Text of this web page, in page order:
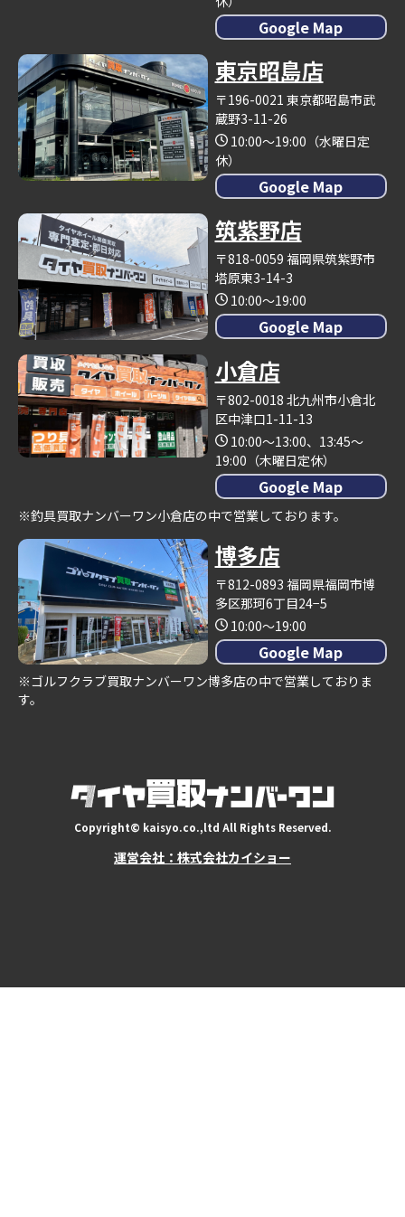
Google Map
東京昭島店
〒196-0021 東京都昭島市武
蔵野3-11-26
10:00～19:00（水曜日定
休）
Google Map
筑紫野店
〒818-0059 福岡県筑紫野市
塔原東3-14-3
10:00～19:00
Google Map
小倉店
〒802-0018 北九州市小倉北
区中津口1-11-13
10:00～13:00、13:45～
19:00（木曜日定休）
Google Map
※釣具買取ナンバーワン小倉店の中で営業しております。
博多店
〒812-0893 福岡県福岡市博
多区那珂6丁目24−5
10:00～19:00
Google Map
※ゴルフクラブ買取ナンバーワン博多店の中で営業しておりま
す。
Copyright© kaisyo.co.,ltd All Rights Reserved.
運営会社：株式会社カイショー